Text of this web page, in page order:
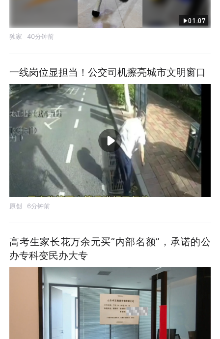
01:07
独家 40分钟前
一线岗位显担当！公交司机擦亮城市文明窗口
原创 6分钟前
高考生家长花万余元买“内部名额”，承诺的公
办专科变民办大专